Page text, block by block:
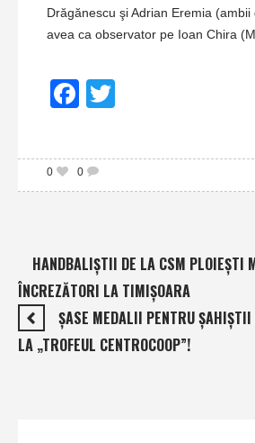
Drăgănescu şi Adrian Eremia
avea ca observator pe Ioan Chira
Facebook
0
0
HANDBALIŞTII DE LA CSM PLOIEŞTI
ÎNCREZĂTORI LA TIMIŞOARA
ŞASE MEDALII PENTRU
LA „TROFEUL CENTROCOOP”!